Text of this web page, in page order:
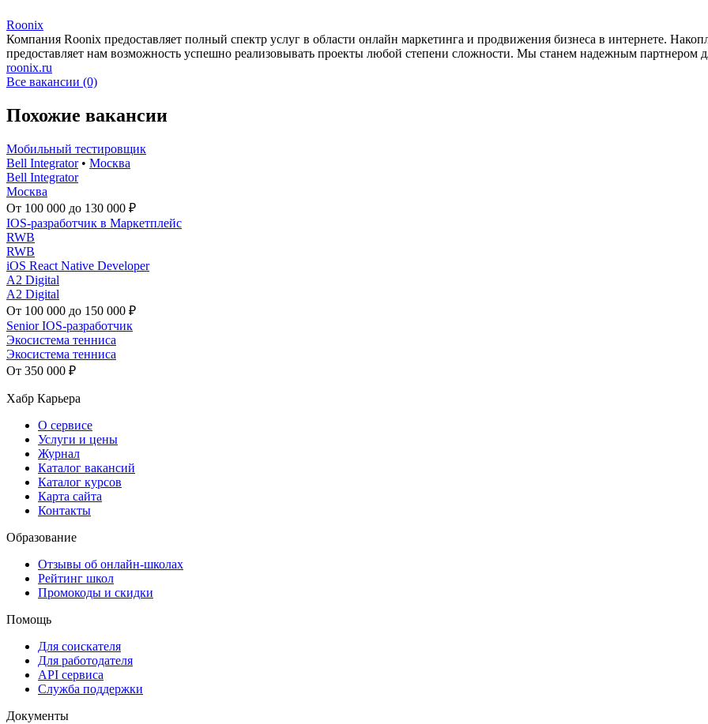
Roonix
Компания Roonix предоставляет полный спектр услуг в области онлайн маркетинга и продвижения бизнеса в интернете.
предоставляет нам возможность успешно реализовывать проекты любой степени сложности. Мы станем надежным партнером
roonix.ru
Все вакансии (0)
Похожие вакансии
Мобильный тестировщик
Bell Integrator• Москва
Bell Integrator
Москва
От 100 000 до 130 000 ₽
IOS-разработчик в Маркетплейс
RWB
RWB
iOS React Native Developer
A2 Digital
A2 Digital
От 100 000 до 150 000 ₽
Senior IOS-разработчик
Экосистема тенниса
Экосистема тенниса
От 350 000 ₽
Хабр Карьера
О сервисе
Услуги и цены
Журнал
Каталог вакансий
Каталог курсов
Карта сайта
Контакты
Образование
Отзывы об онлайн-школах
Рейтинг школ
Промокоды и скидки
Помощь
Для соискателя
Для работодателя
API сервиса
Служба поддержки
Документы